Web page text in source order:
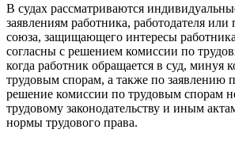
В судах рассматриваются
заявлениям работника, работодателя
союза, защищающего интересы
согласны с решением комиссии по
когда работник обращается в суд, минуя
трудовым спорам, а также по заявлению
решение комиссии по трудовым спорам
трудовому законодательству и иным
нормы трудового права.